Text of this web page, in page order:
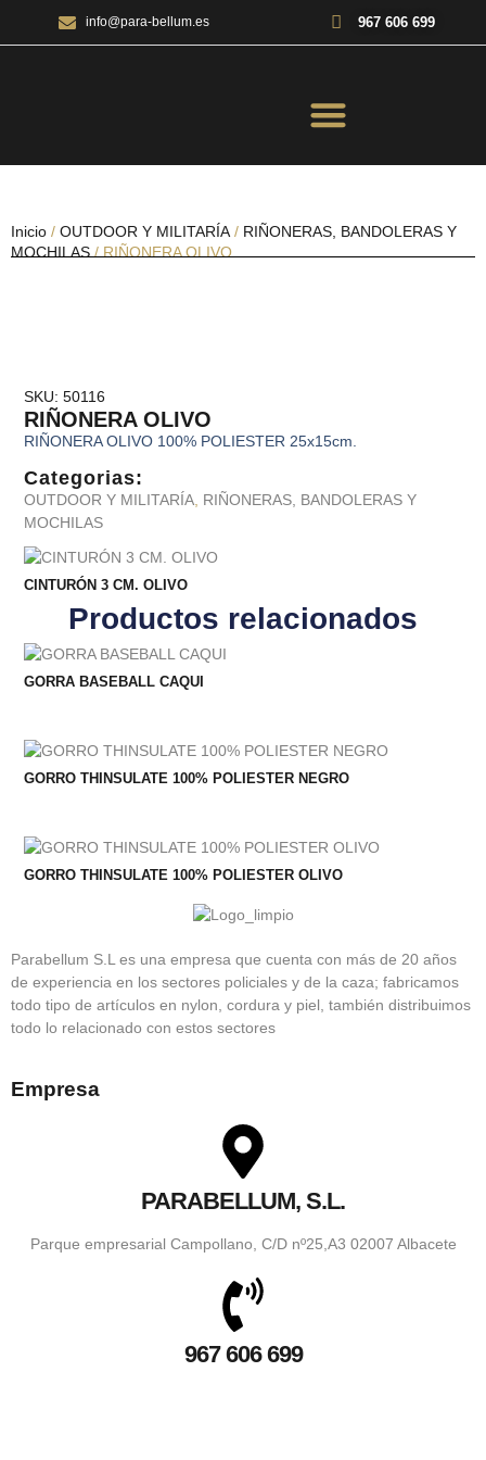
info@para-bellum.es 967 606 699
Inicio / OUTDOOR Y MILITARÍA / RIÑONERAS, BANDOLERAS Y
MOCHILAS / RIÑONERA OLIVO
SKU: 50116
RIÑONERA OLIVO
RIÑONERA OLIVO 100% POLIESTER 25x15cm.
Categorias:
OUTDOOR Y MILITARÍA, RIÑONERAS, BANDOLERAS Y
MOCHILAS
Productos relacionados
CINTURÓN 3 CM. OLIVO
GORRA BASEBALL CAQUI
GORRO THINSULATE 100% POLIESTER NEGRO
GORRO THINSULATE 100% POLIESTER OLIVO
Parabellum S.L es una empresa que cuenta con más de 20 años
de experiencia en los sectores policiales y de la caza; fabricamos
todo tipo de artículos en nylon, cordura y piel, también distribuimos
todo lo relacionado con estos sectores
Empresa
PARABELLUM, S.L.
Parque empresarial Campollano, C/D nº25,A3 02007 Albacete
967 606 699